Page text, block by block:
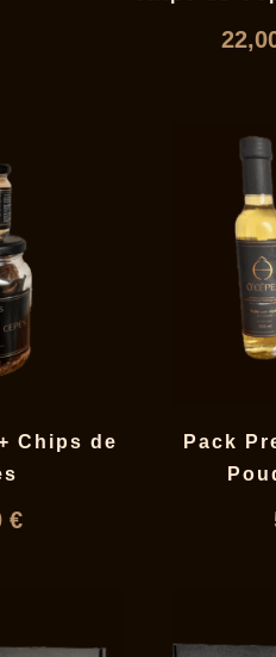
Chips de
€
Pack